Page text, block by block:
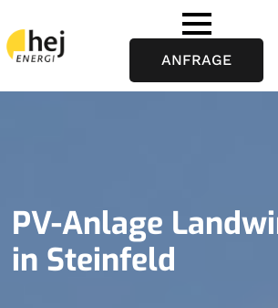
ANFRAGE
PV-Anlage
in Steinfeld